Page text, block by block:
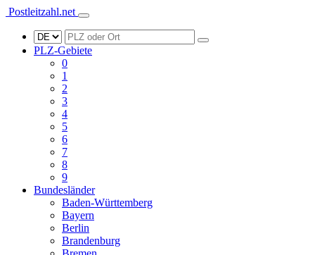
Postleitzahl.net
PLZ-Gebiete
0
1
2
3
4
5
6
7
8
9
Bundesländer
Baden-Württemberg
Bayern
Berlin
Brandenburg